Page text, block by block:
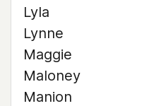
Lyla
Lynne
Maggie
Maloney
Manion